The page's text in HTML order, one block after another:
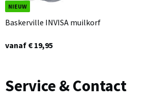
NIEUW
Baskerville INVISA muilkorf
vanaf € 19,95
Service & Contact